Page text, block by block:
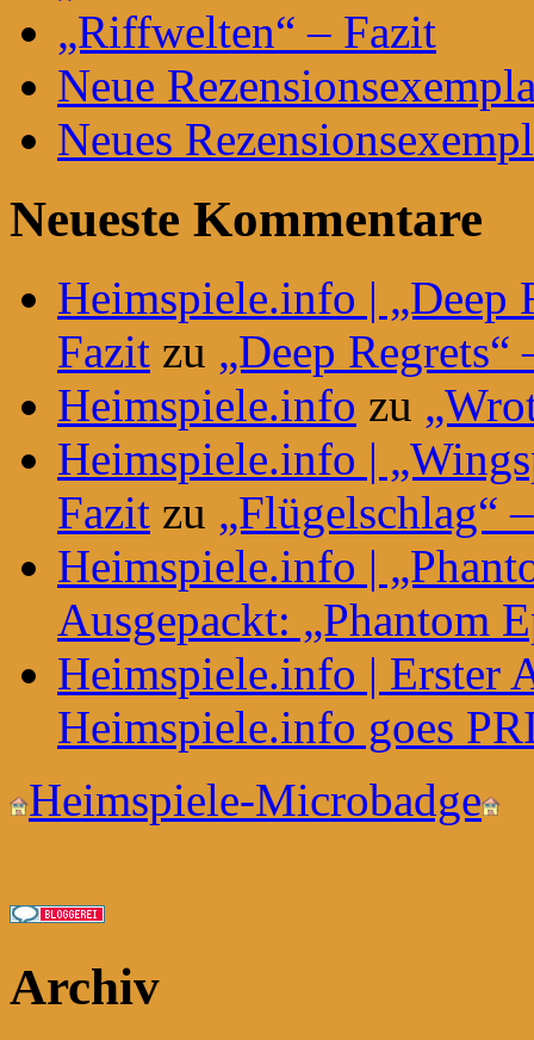
„Riffwelten“ – Fazit
Neue
Neues
Neueste Kommentare
Heimspiele.info | „Deep
Fazit zu „Deep Regrets“
Heimspiele.info zu
Heimspiele.info |
Fazit zu „Flügelschlag“
Heimspiele.info |
Ausgepackt: „Phantom
Heimspiele.info | Erster
Heimspiele.info goes
Heimspiele-Microbadge
Archiv